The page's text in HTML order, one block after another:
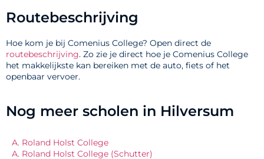
Routebeschrijving
Hoe kom je bij Comenius College? Open direct de
routebeschrijving. Zo zie je direct hoe je Comenius College
het makkelijkste kan bereiken met de auto, fiets of het
openbaar vervoer.
Nog meer scholen in Hilversum
A. Roland Holst College
A. Roland Holst College (Schutter)